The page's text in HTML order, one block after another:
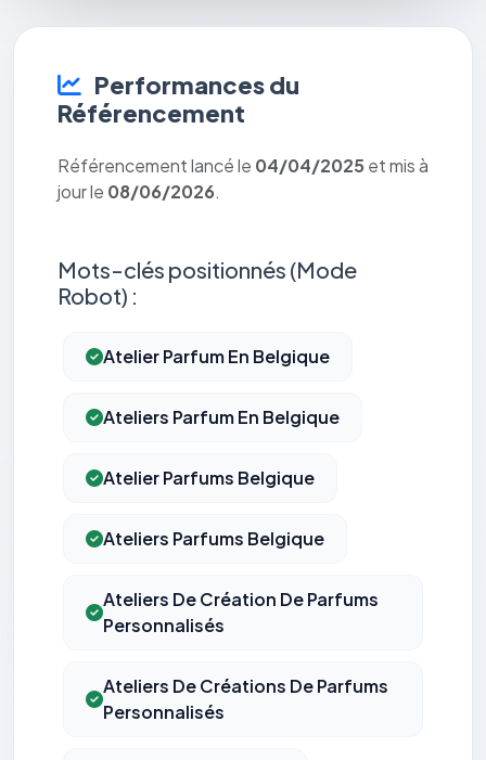
Performances du
Référencement
Référencement lancé le 04/04/2025 et mis à
jour le 08/06/2026.
Mots-clés positionnés (Mode
Robot) :
Atelier Parfum En Belgique
Ateliers Parfum En Belgique
Atelier Parfums Belgique
Ateliers Parfums Belgique
Ateliers De Création De Parfums
Personnalisés
Ateliers De Créations De Parfums
Personnalisés